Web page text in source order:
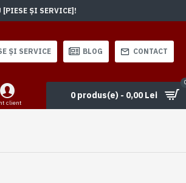
[PIESE ȘI SERVICE]!
ȘI SERVICE BLOG CONTACT
client
0 produs(e) - 0,00 Lei